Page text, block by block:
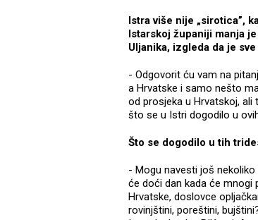
Istra više nije „sirotica”,
Istarskoj županiji manja
Uljanika, izgleda da je
- Odgovorit ću vam na
a Hrvatske i samo nešto
od prosjeka u Hrvatskoj, ali
što se u Istri dogodilo u
Što se dogodilo u tih
- Mogu navesti još
će doći dan kada će mnogi
Hrvatske, doslovce
rovinjštini, poreštini,